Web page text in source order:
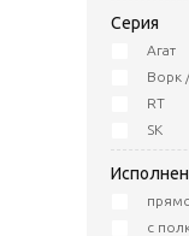
Серия
Агат
Ворк
RT
SK
с